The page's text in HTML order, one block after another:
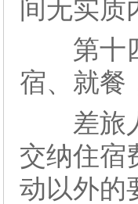
间无实质
第十四
宿、就餐
差旅人
交纳住宿
动以外的